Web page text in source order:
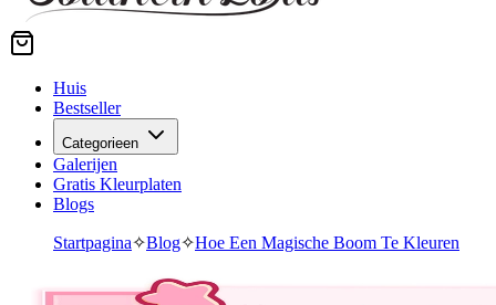
Huis
Bestseller
Categorieen
Galerijen
Gratis Kleurplaten
Blogs
Startpagina✧Blog✧Hoe Een Magische Boom Te Kleuren